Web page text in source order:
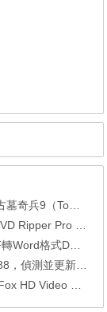
》、《Drawful 2》和《GOAT OF DUTY》。
6.2.1 限免活動
Word轉換成PDF
可以自動更新驅動程式
、Preloaders、Animiz Professional 以及 DoYourData Uninstaller Pro。